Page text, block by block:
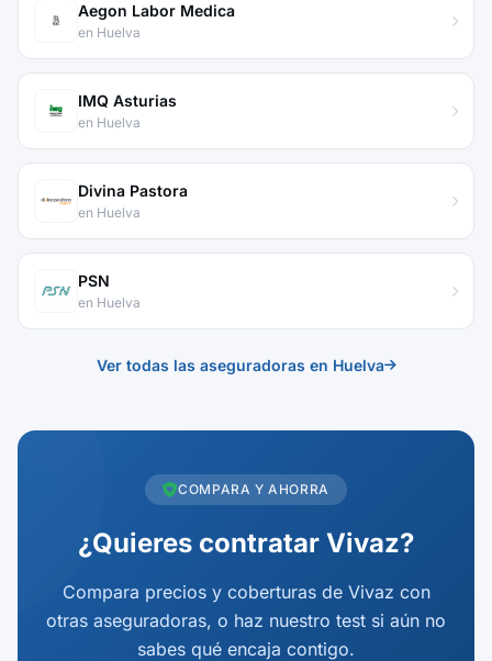
Aegon Labor Medica
en Huelva
IMQ Asturias
en Huelva
Divina Pastora
en Huelva
PSN
en Huelva
Ver todas las aseguradoras en Huelva
COMPARA Y AHORRA
¿Quieres contratar Vivaz?
Compara precios y coberturas de Vivaz con
otras aseguradoras, o haz nuestro test si aún no
sabes qué encaja contigo.